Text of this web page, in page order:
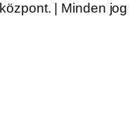
| Minden jog